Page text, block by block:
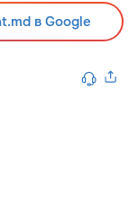
в Google